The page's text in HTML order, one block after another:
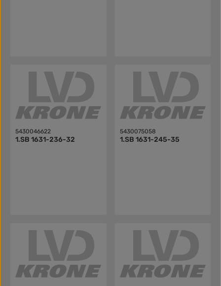
5430046622
1.SB 1631-236-32
5430075058
1.SB 1631-245-35